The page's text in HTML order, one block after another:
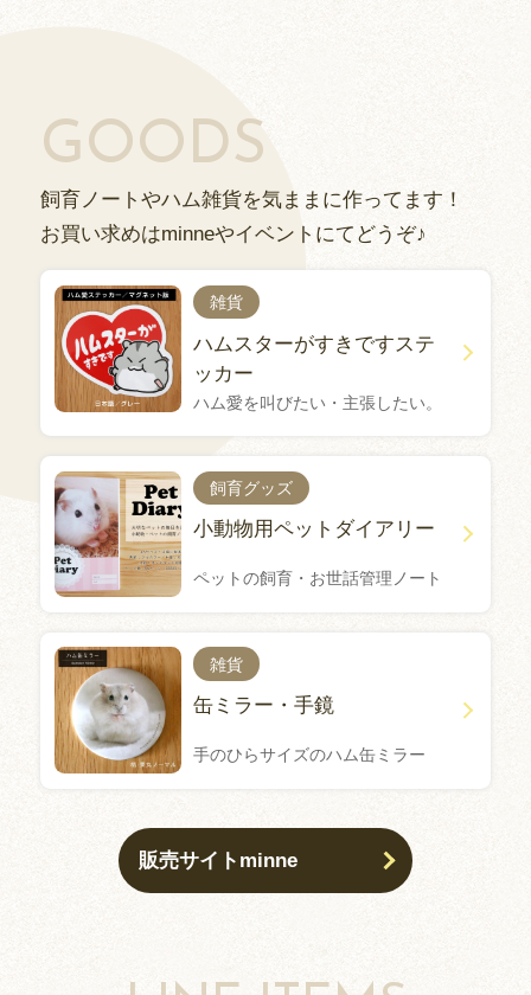
GOODS
飼育ノートやハム雑貨を気ままに作ってます！
お買い求めはminneやイベントにてどうぞ♪
雑貨
ハムスターがすきですステ
ッカー
ハム愛を叫びたい・主張したい。
飼育グッズ
小動物用ペットダイアリー
ペットの飼育・お世話管理ノート
雑貨
缶ミラー・手鏡
手のひらサイズのハム缶ミラー
販売サイトminne